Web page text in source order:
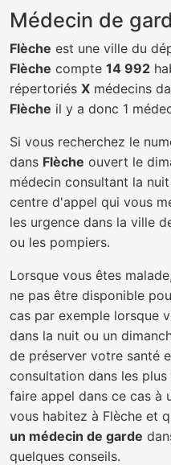
Médecin de
Flèche est une ville du
Flèche compte 14 992
répertoriés X médecins
Flèche il y a donc 1
Si vous recherchez le
dans Flèche ouvert le
médecin consultant la
centre d'appel qui vous
les urgence dans la ville
ou les pompiers.
Lorsque vous êtes
ne pas être disponible
cas par exemple lorsque
dans la nuit ou un
de préserver votre santé
consultation dans les
faire appel dans ce cas à
vous habitez à Flèche et
un médecin de garde
quelques conseils.